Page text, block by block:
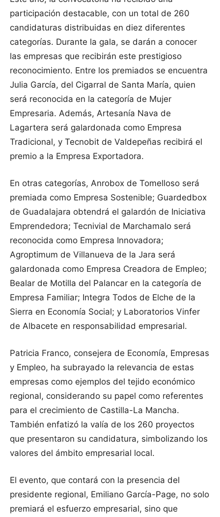
participación destacable, con un total de 260
candidaturas distribuidas en diez diferentes
categorías. Durante la gala, se darán a conocer
las empresas que recibirán este prestigioso
reconocimiento. Entre los premiados se encuentra
Julia García, del Cigarral de Santa María, quien
será reconocida en la categoría de Mujer
Empresaria. Además, Artesanía Nava de
Lagartera será galardonada como Empresa
Tradicional, y Tecnobit de Valdepeñas recibirá el
premio a la Empresa Exportadora.
En otras categorías, Anrobox de Tomelloso será
premiada como Empresa Sostenible; Guardedbox
de Guadalajara obtendrá el galardón de Iniciativa
Emprendedora; Tecnivial de Marchamalo será
reconocida como Empresa Innovadora;
Agroptimum de Villanueva de la Jara será
galardonada como Empresa Creadora de Empleo;
Bealar de Motilla del Palancar en la categoría de
Empresa Familiar; Integra Todos de Elche de la
Sierra en Economía Social; y Laboratorios Vinfer
de Albacete en responsabilidad empresarial.
Patricia Franco, consejera de Economía, Empresas
y Empleo, ha subrayado la relevancia de estas
empresas como ejemplos del tejido económico
regional, considerando su papel como referentes
para el crecimiento de Castilla-La Mancha.
También enfatizó la valía de los 260 proyectos
que presentaron su candidatura, simbolizando los
valores del ámbito empresarial local.
El evento, que contará con la presencia del
presidente regional, Emiliano García-Page, no solo
premiará el esfuerzo empresarial, sino que